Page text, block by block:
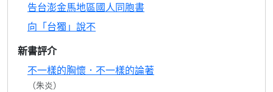
告台澎金馬地區國人同胞書
向「台獨」說不
新書評介
不一樣的胸懷．不一樣的論著
（朱炎）